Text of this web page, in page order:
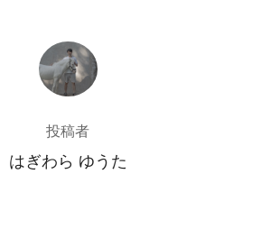
投稿者
投稿者
はぎわら ゆうた